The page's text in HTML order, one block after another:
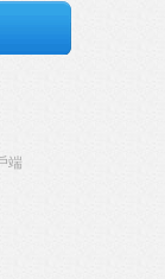
端